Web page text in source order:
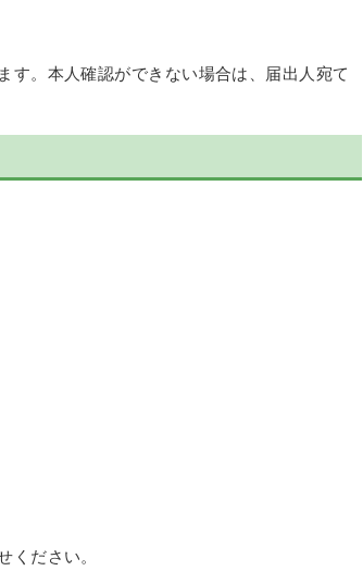
す。本人確認ができない場合は、届出人宛て
ください。